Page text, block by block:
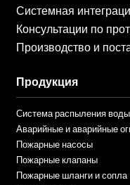
Системная
Консультации по
Производство и
Продукция
Система распыления воды
Аварийные и аварийные
Пожарные насосы
Пожарные клапаны
Пожарные шланги и сопла